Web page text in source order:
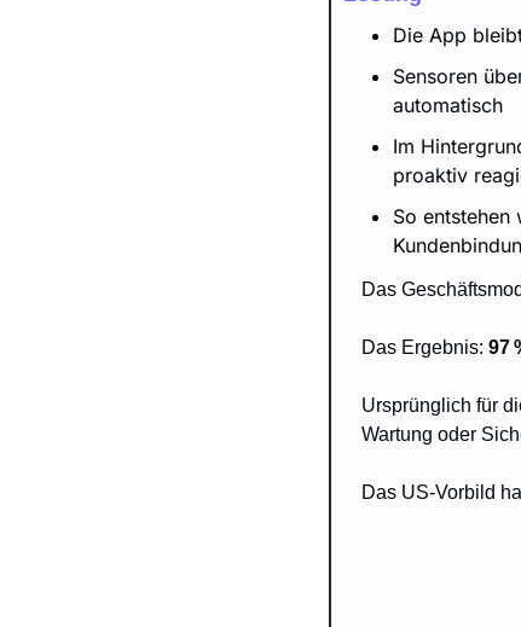
Die App
Sensoren
automatisch
Im
proaktiv
So entstehen
Das
Das Ergebnis: 97
Ursprünglich für
Wartung oder
Das US-Vorbild